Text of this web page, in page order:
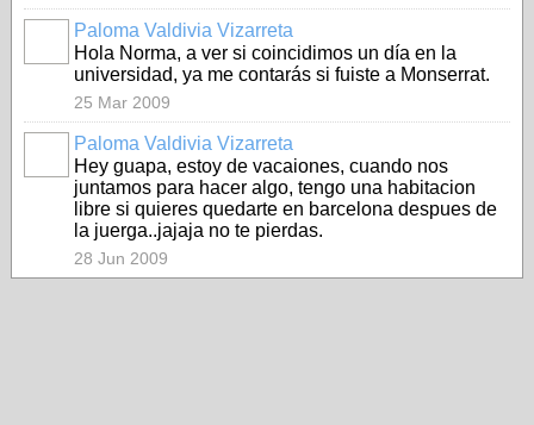
Paloma Valdivia Vizarreta
Hola Norma, a ver si coincidimos un día en la
universidad, ya me contarás si fuiste a Monserrat.
25 Mar 2009
Paloma Valdivia Vizarreta
Hey guapa, estoy de vacaiones, cuando nos
juntamos para hacer algo, tengo una habitacion
libre si quieres quedarte en barcelona despues de
la juerga..jajaja no te pierdas.
28 Jun 2009